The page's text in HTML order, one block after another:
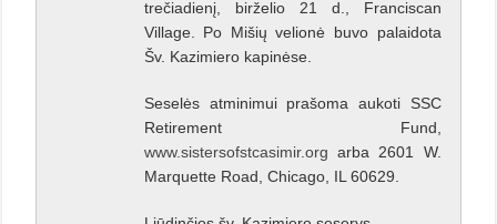
trečiadienį, birželio 21 d., Franciscan
Village. Po Mišių velionė buvo palaidota
Šv. Kazimiero kapinėse.
Seselės atminimui prašoma aukoti SSC
Retirement Fund,
www.sistersofstcasimir.org arba 2601 W.
Marquette Road, Chicago, IL 60629.